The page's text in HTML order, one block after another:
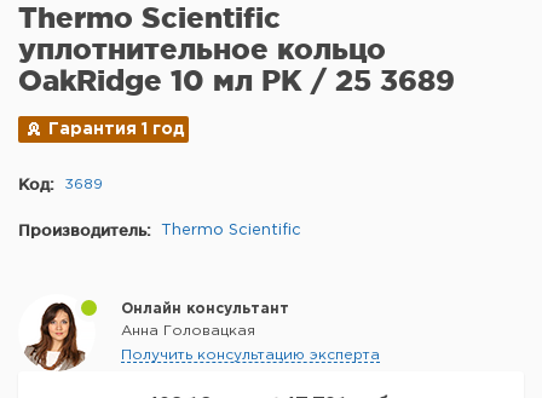
Thermo Scientific
уплотнительное кольцо
OakRidge 10 мл PK / 25 3689
Гарантия 1 год
Код: 3689
Производитель: Thermo Scientific
Онлайн консультант
Анна Головацкая
Получить консультацию эксперта